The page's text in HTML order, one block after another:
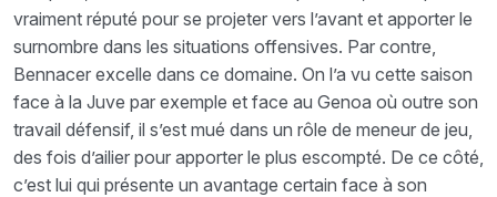
vraiment réputé pour se projeter vers l’avant et apporter le
surnombre dans les situations offensives. Par contre,
Bennacer excelle dans ce domaine. On l’a vu cette saison
face à la Juve par exemple et face au Genoa où outre son
travail défensif, il s’est mué dans un rôle de meneur de jeu,
des fois d’ailier pour apporter le plus escompté. De ce côté,
c’est lui qui présente un avantage certain face à son